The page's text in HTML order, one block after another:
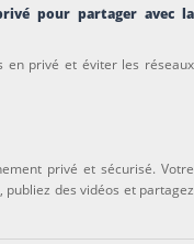
pour partager avec la
en privé et éviter les réseaux
privé et sécurisé. Votre
des vidéos et partagez